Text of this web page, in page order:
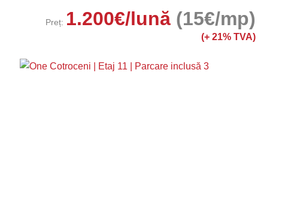
Preț: 1.200€/lună (15€/mp)
(+ 21% TVA)